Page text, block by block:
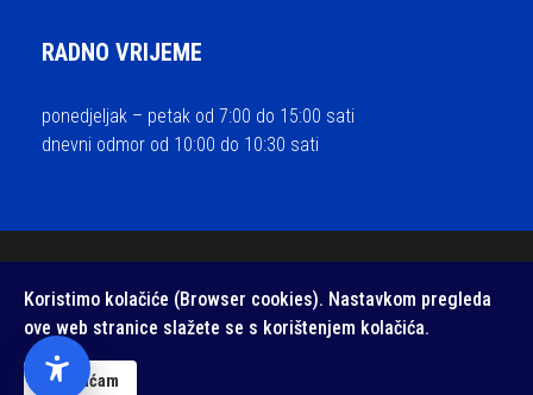
RADNO VRIJEME
ponedjeljak – petak od 7:00 do 15:00 sati
dnevni odmor od 10:00 do 10:30 sati
Medialive
Izjava o pristupačnosti web stranice
Koristimo kolačiće (Browser cookies). Nastavkom pregleda
ove web stranice slažete se s korištenjem kolačića.
Prihvaćam